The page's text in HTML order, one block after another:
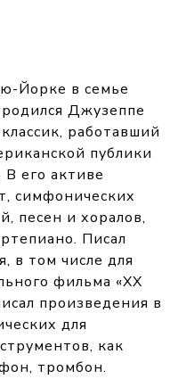
Йорке в семье
Джузеппе
работавший
публики
его активе
симфонических
песен и хоралов,
Писал
в том числе для
фильма «ХХ
произведения в
для
как
тромбон.